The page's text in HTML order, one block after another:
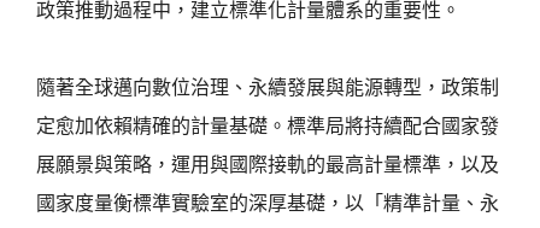
政策推動過程中，建立標準化計量體系的重要性。
隨著全球邁向數位治理、永續發展與能源轉型，政策制
定愈加依賴精確的計量基礎。標準局將持續配合國家發
展願景與策略，運用與國際接軌的最高計量標準，以及
國家度量衡標準實驗室的深厚基礎，以「精準計量、永